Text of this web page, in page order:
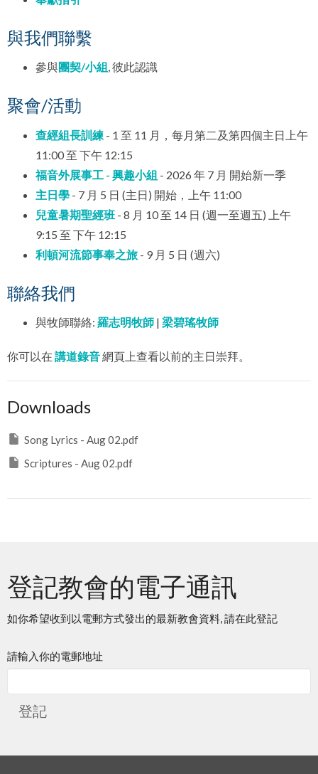
與我們聯繫
參與團契/小組, 彼此認識
聚會/活動
查經組長訓練 - 1 至 11 月，每月第二及第四個主日上午
11:00 至 下午 12:15
福音外展事工 - 興趣小組 - 2026 年 7 月 開始新一季
主日學 - 7 月 5 日 (主日) 開始，上午 11:00
兒童暑期聖經班 - 8 月 10 至 14 日 (週一至週五) 上午
9:15 至 下午 12:15
利頓河流節事奉之旅 - 9 月 5 日 (週六)
聯絡我們
與牧師聯絡: 羅志明牧師 | 梁碧瑤牧師
你可以在 講道錄音網頁上查看以前的主日崇拜。
Downloads
Song Lyrics - Aug 02.pdf
Scriptures - Aug 02.pdf
登記教會的電子通訊
如你希望收到以電郵方式發出的最新教會資料, 請在此登記
請輸入你的電郵地址
登記